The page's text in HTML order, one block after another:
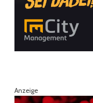
Anzeige